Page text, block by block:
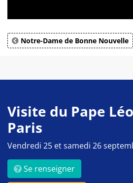
Notre-Dame de Bonne Nouvelle
Visite du Pape
Paris
Vendredi 25 et samedi 26
Se renseigner